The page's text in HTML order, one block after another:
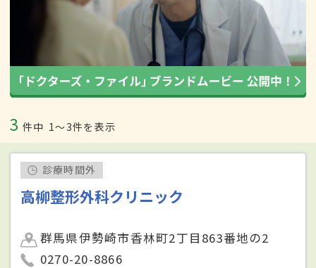
3 件中 1〜3件を表示
診療時間外
高柳整形外科クリニック
群馬県伊勢崎市香林町2丁目863番地の2
0270-20-8866